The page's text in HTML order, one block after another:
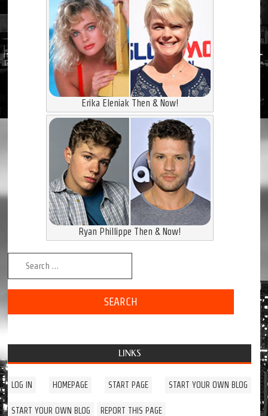
Erika Eleniak Then & Now!
Ryan Phillippe Then & Now!
LINKS
LOG IN HOMEPAGE START PAGE START YOUR OWN BLOG
START YOUR OWN BLOG REPORT THIS PAGE